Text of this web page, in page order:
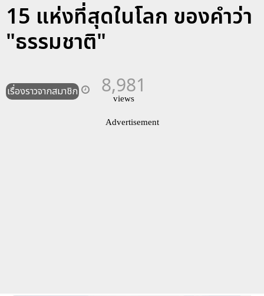
15 แห่งที่สุดในโลก ของคำว่า
"ธรรมชาติ"
เรื่องราวจากสมาชิก 8,981
views
Advertisement